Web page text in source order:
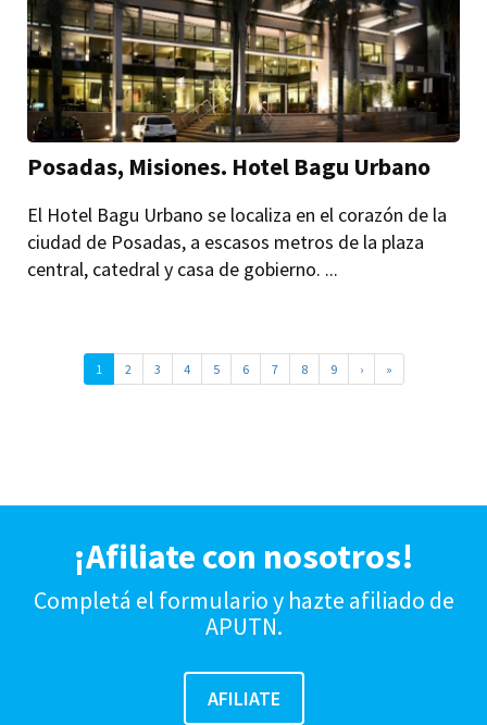
Posadas, Misiones. Hotel Bagu Urbano
El Hotel Bagu Urbano se localiza en el corazón de la
ciudad de Posadas, a escasos metros de la plaza
central, catedral y casa de gobierno. ...
1 2 3 4 5 6 7 8 9 › »
¡Afiliate con nosotros!
Completá el formulario y hazte afiliado de
APUTN.